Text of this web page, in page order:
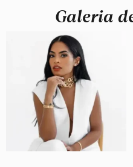
Galeria